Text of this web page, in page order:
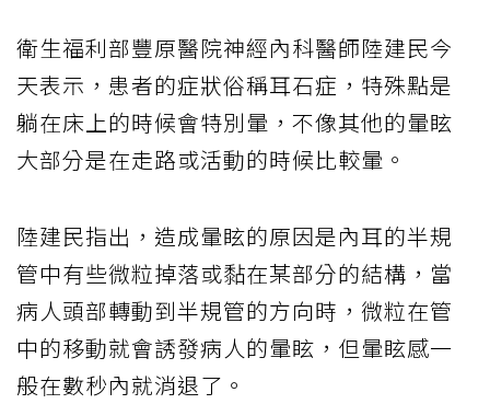
衛生福利部豐原醫院神經內科醫師陸建民今
天表示，患者的症狀俗稱耳石症，特殊點是
躺在床上的時候會特別暈，不像其他的暈眩
大部分是在走路或活動的時候比較暈。
陸建民指出，造成暈眩的原因是內耳的半規
管中有些微粒掉落或黏在某部分的結構，當
病人頭部轉動到半規管的方向時，微粒在管
中的移動就會誘發病人的暈眩，但暈眩感一
般在數秒內就消退了。